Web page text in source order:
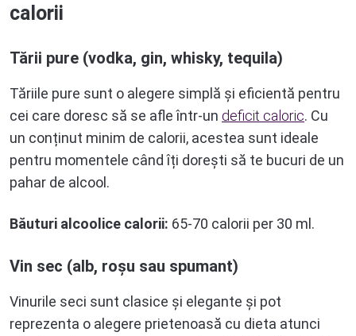
calorii
Tării pure (vodka, gin, whisky, tequila)
Tăriile pure sunt o alegere simplă și eficientă pentru
cei care doresc să se afle într-un deficit caloric. Cu
un conținut minim de calorii, acestea sunt ideale
pentru momentele când îți dorești să te bucuri de un
pahar de alcool.
Băuturi alcoolice calorii: 65-70 calorii per 30 ml.
Vin sec (alb, roșu sau spumant)
Vinurile seci sunt clasice și elegante și pot
reprezenta o alegere prietenoasă cu dieta atunci